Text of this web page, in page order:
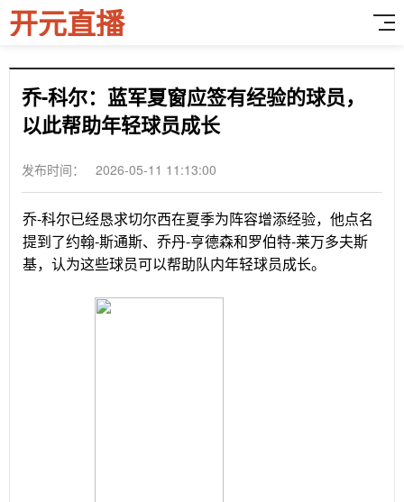
开元直播
乔-科尔：蓝军夏窗应签有经验的球员，
以此帮助年轻球员成长
发布时间： 2026-05-11 11:13:00
乔-科尔已经恳求切尔西在夏季为阵容增添经验，他点名
提到了约翰-斯通斯、乔丹-亨德森和罗伯特-莱万多夫斯
基，认为这些球员可以帮助队内年轻球员成长。